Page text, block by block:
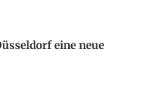
eine neue